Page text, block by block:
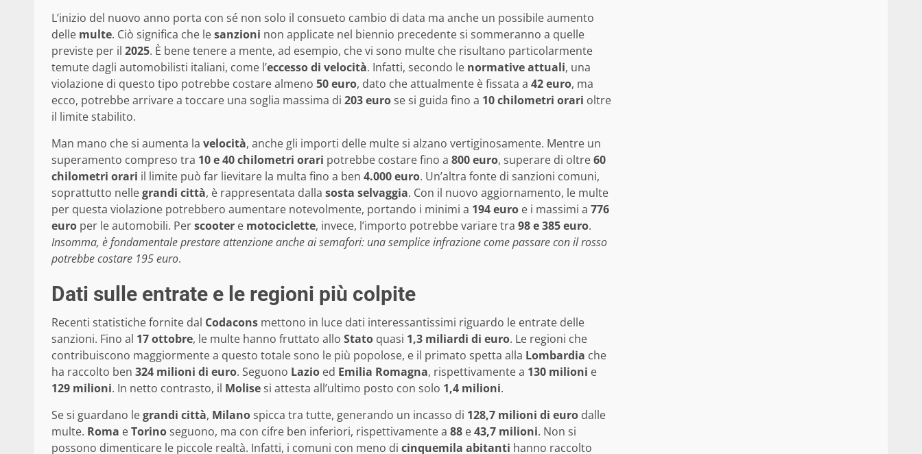
L’inizio del nuovo anno porta con sé non solo il consueto cambio di data ma anche un possibile aumento
delle multe. Ciò significa che lesanzioni non applicate nel biennio precedente si sommeranno a quelle
previste per il 2025. È bene tenere a mente, ad esempio, che vi sono multe che risultano particolarmente
temute dagli automobilisti italiani, come l’eccesso di velocità. Infatti, secondo le normative attuali, una
violazione di questo tipo potrebbe costare almeno 50 euro, dato che attualmente è fissata a 42 euro, ma
ecco, potrebbe arrivare a toccare una soglia massima di 203 eurose si guida fino a 10 chilometri orari oltre
il limite stabilito.
Man mano che si aumenta la velocità, anche gli importi delle multe si alzano vertiginosamente. Mentre un
superamento compreso tra 10 e 40 chilometri orari potrebbe costare fino a 800 euro, superare di oltre60
chilometri orari il limite può far lievitare la multa fino a ben 4.000 euro. Un’altra fonte di sanzioni comuni,
soprattutto nellegrandi città, è rappresentata dalla sosta selvaggia. Con il nuovo aggiornamento, le multe
per questa violazione potrebbero aumentare notevolmente, portando i minimi a 194 euro e i massimi a 776
euro per le automobili. Perscooter e motociclette, invece, l’importo potrebbe variare tra 98 e 385 euro.
Insomma, è fondamentale prestare attenzione anche ai semafori: una semplice infrazione come passare con il rosso
potrebbe costare 195 euro.
Dati sulle entrate e le regioni più colpite
Recenti statistiche fornite dal Codacons mettono in luce dati interessantissimi riguardo le entrate delle
sanzioni. Fino al 17 ottobre, le multe hanno fruttato allo Stato quasi 1,3 miliardi di euro. Le regioni che
contribuiscono maggiormente a questo totale sono le più popolose, e il primato spetta alla Lombardia che
ha raccolto ben 324 milioni di euro. Seguono Lazio ed Emilia Romagna, rispettivamente a 130 milioni e
129 milioni. In netto contrasto, il Molisesi attesta all’ultimo posto con solo 1,4 milioni.
Se si guardano legrandi città, Milanospicca tra tutte, generando un incasso di 128,7 milioni di euro dalle
multe. Roma eTorinoseguono, ma con cifre ben inferiori, rispettivamente a 88 e43,7 milioni. Non si
possono dimenticare le piccole realtà. Infatti, i comuni con meno di cinquemila abitanti hanno raccolto